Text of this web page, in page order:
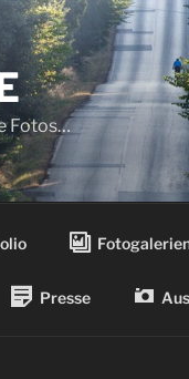
Fotos…
Presse